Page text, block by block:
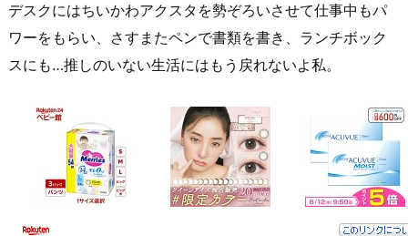
デスクにはちいかわアクスタを勢ぞろいさせて仕事中もパ
ワーをもらい、さすまたペンで書類を書き、ランチボック
スにも…推しのいない生活にはもう戻れないよ私。